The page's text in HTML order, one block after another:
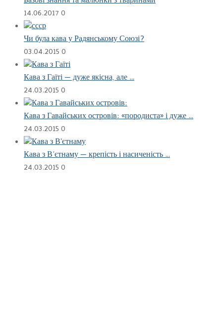
14.06.20170
Чи була кава у Радянському Союзі?
03.04.20150
Кава з Гаїті — дуже якісна, але …
24.03.20150
Кава з Гавайських островів: «породиста» і дуже …
24.03.20150
Кава з В’єтнаму — крепість і насиченість …
24.03.20150